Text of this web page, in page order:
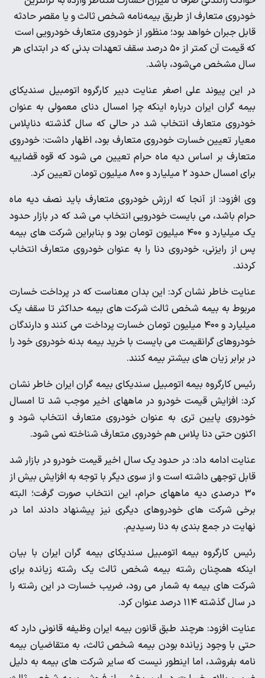
خودروی متعارف از طریق بیمه‌نامه شخص ثالث و یا مقصر حادثه
قابل جبران خواهد بود؛ منظور از خودروی متعارف خودرویی است
که قیمت آن کمتر از ۵۰ درصد سقف تعهدات بدنی که در ابتدای هر
سال مشخص می‌شود، باشد.
در این پیوند علی اصغر عنایت دبیر کارگروه اتومبیل سندیکای
بیمه گران ایران درباره اینکه چرا امسال دنای معمولی به عنوان
خودروی متعارف انتخاب شد در حالی که سال گذشته دناپلاس
معیار تعیین خسارت خودروی متعارف بود، اظهار داشت: خودروی
متعارف بر اساس دیه ماه حرام تعیین می شود که قوه قضاییه
برای امسال حدود ۲ میلیارد و ۸۰۰ میلیون تومان تعیین کرد.
وی افزود: از آنجا که ارزش خودروی متعارف باید نصف دیه ماه
حرام باشد، می بایست خودرویی انتخاب می شد که در بازار حدود
یک میلیارد و ۴۰۰ میلیون تومان بود و بنابراین شرکت های بیمه
پس از رایزنی، خودروی دنا را به عنوان خودروی متعارف انتخاب
کردند.
عنایت خاطر نشان کرد: این بدان معناست که در پرداخت خسارت
مربوط به بیمه شخص ثالث شرکت های بیمه حداکثر تا سقف یک
میلیارد و ۴۰۰ میلیون تومان خسارت پرداخت می کنند و دارندگان
خودروهای گرانقیمت می بایست با خرید بیمه بدنه خودروی خود را
در برابر زیان های بیشتر بیمه کنند.
رئیس کارگروه بیمه اتومبیل سندیکای بیمه گران ایران خاطر نشان
کرد: افزایش قیمت خودرو در ماههای اخیر موجب شد تا امسال
خودروی پایین تری به عنوان خودروی متعارف انتخاب شود و
اکنون حتی دنا پلاس هم خودروی متعارف شناخته نمی شود.
عنایت ادامه داد: در حدود یک سال اخیر قیمت خودرو در بازار شد
قابل توجهی داشته است و از سوی دیگر با توجه به افزایش بیش از
۳۰ درصدی دیه ماههای حرام، این انتخاب صورت گرفت؛ البته
برخی شرکت های خودروهای دیگری نیز پیشنهاد دادند اما در
نهایت در جمع بندی به دنا رسیدیم.
رئیس کارگروه بیمه اتومبیل سندیکای بیمه گران ایران با بیان
اینکه همچنان رشته بیمه شخص ثالث یک رشته زیانده برای
شرکت های بیمه به شمار می رود، ضریب خسارت در این رشته را
در سال گذشته ۱۱۴ درصد عنوان کرد.
عنایت افزود: هرچند طبق قانون بیمه ایران وظیفه قانونی دارد که
حتی با وجود زیانده بودن بیمه شخص ثالث، به متقاضیان بیمه
نامه بفروشد، اما اینطور نیست که سایر شرکت های بیمه به دلیل